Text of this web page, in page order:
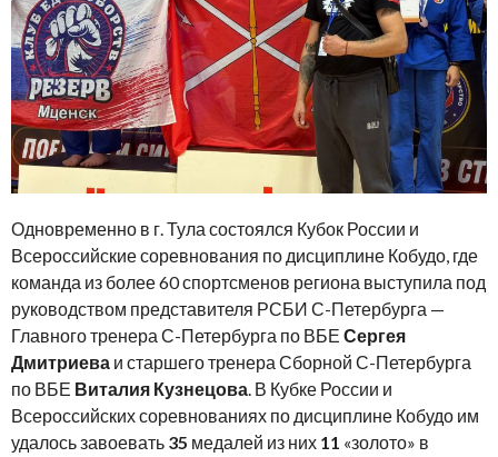
Одновременно в г. Тула состоялся Кубок России и
Всероссийские соревнования по дисциплине Кобудо, где
команда из более 60 спортсменов региона выступила под
руководством представителя РСБИ С-Петербурга —
Главного тренера С-Петербурга по ВБЕ Сергея
Дмитриева и старшего тренера Сборной С-Петербурга
по ВБЕ Виталия Кузнецова. В Кубке России и
Всероссийских соревнованиях по дисциплине Кобудо им
удалось завоевать 35 медалей из них 11 «золото» в